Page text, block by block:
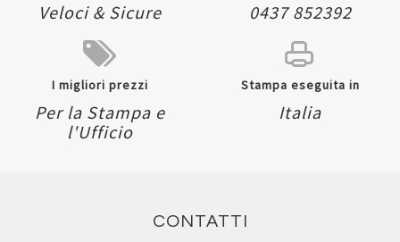
Veloci & Sicure 0437 852392
I migliori prezzi
Per la Stampa e
l'Ufficio
Stampa eseguita in
Italia
CONTATTI